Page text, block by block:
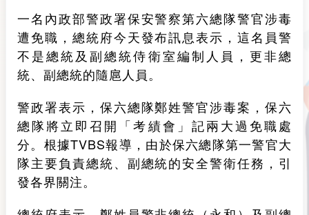
一名內政部警政署保安警察第六總隊警官涉毒
遭免職，總統府今天發布訊息表示，這名員警
不是總統及副總統侍衛室編制人員，更非總
統、副總統的隨扈人員。
警政署表示，保六總隊鄭姓警官涉毒案，保六
總隊將立即召開「考績會」記兩大過免職處
分。根據TVBS報導，由於保六總隊第一警官大
隊主要負責總統、副總統的安全警衛任務，引
發各界關注。